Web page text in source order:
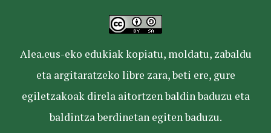
Alea.eus-eko edukiak kopiatu, moldatu, zabaldu
eta argitaratzeko libre zara, beti ere, gure
egiletzakoak direla aitortzen baldin baduzu eta
baldintza berdinetan egiten baduzu.